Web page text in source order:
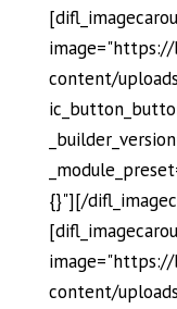
content/
{}"][/
content/